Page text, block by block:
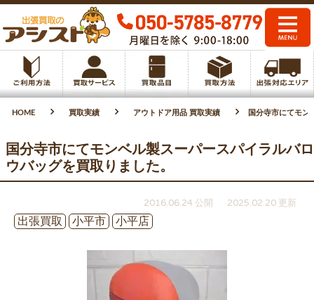
HOME 買取実績 アウトドア用品 買取実績 国分寺市にてモン
国分寺市にてモンベル製スーパースパイラルバロ
ウバッグを買取りました。
2016.06.24 公開
2025.02.20 更新
出張買取
小平市 小平店